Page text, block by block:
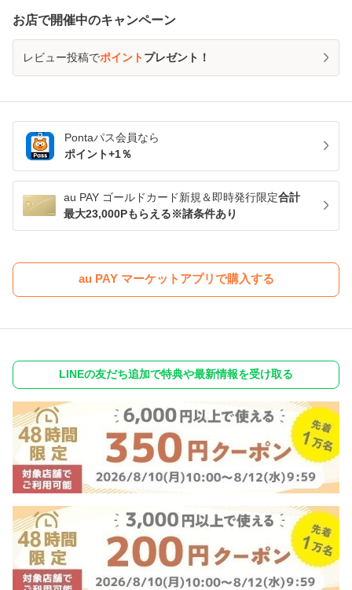
お店で開催中のキャンペーン
レビュー投稿でポイントプレゼント！
Pontaパス会員なら
ポイント+1％
au PAY ゴールドカード新規＆即時発行限定合計
最大23,000Pもらえる※諸条件あり
au PAY マーケットアプリで購入する
LINEの友だち追加で特典や最新情報を受け取る